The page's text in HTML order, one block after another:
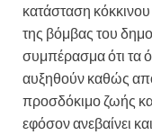
κατάσταση
της βόμβας του
συμπέρασμα ότι τα
αυξηθούν καθώς
προσδόκιμο ζωής
εφόσον ανεβαίνει